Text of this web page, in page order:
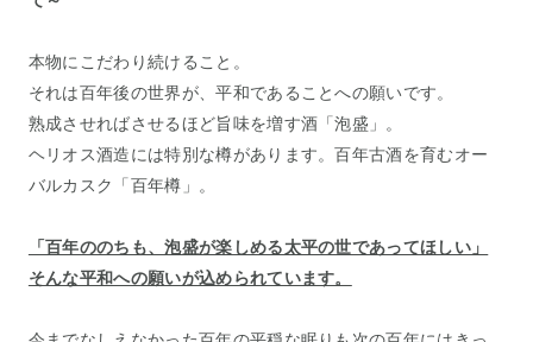
本物にこだわり続けること。
それは百年後の世界が、平和であることへの願いです。
熟成させればさせるほど旨味を増す酒「泡盛」。
ヘリオス酒造には特別な樽があります。百年古酒を育むオー
バルカスク「百年樽」。
「百年ののちも、泡盛が楽しめる太平の世であってほしい」
そんな平和への願いが込められています。